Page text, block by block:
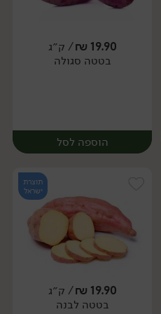
יח׳ ק״ג
19.90
₪/ ק״ג
בטטה סגולה
הוספה לסל
יח׳ ק״ג
תוצרת
ישראל
19.90
₪/ ק״ג
בטטה לבנה